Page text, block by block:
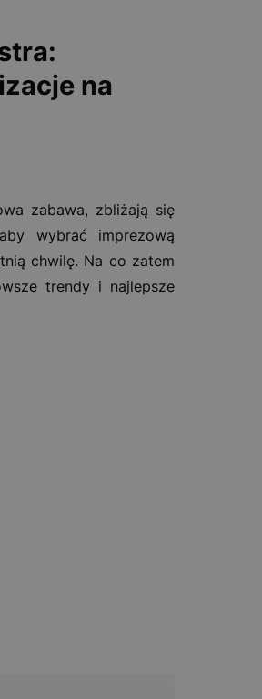
na
zabawa, zbliżają się
wybrać imprezową
chwilę. Na co zatem
trendy i najlepsze